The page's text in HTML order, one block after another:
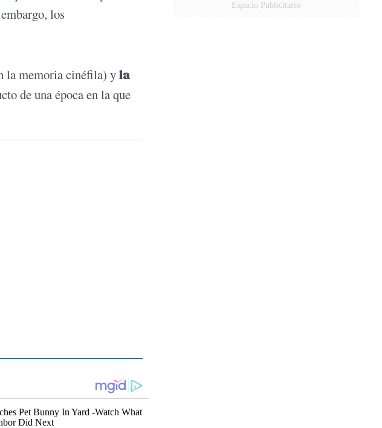
los
la memoria cinéfila) yla
de una época en la que
Espacio Publicitario